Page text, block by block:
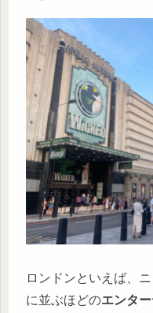
ロンドンといえば、
に並ぶほどのエンタ